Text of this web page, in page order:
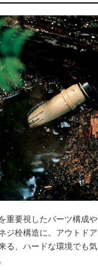
重要視したパーツ構成や
ジ栓構造に。アウトド
る、ハードな環境でも